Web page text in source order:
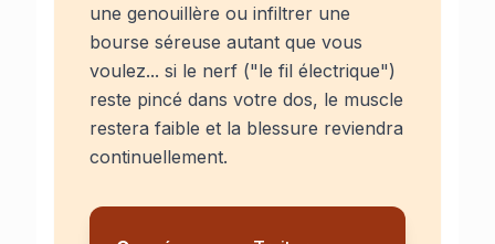
une genouillère ou infiltrer une
bourse séreuse autant que vous
voulez... si le nerf ("le fil électrique")
reste pincé dans votre dos, le muscle
restera faible et la blessure reviendra
continuellement.